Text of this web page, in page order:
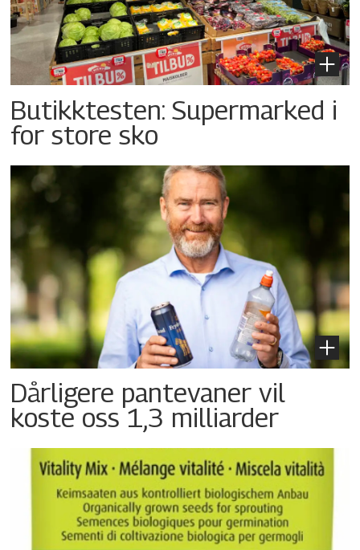
Butikktesten: Supermarked i
for store sko
Dårligere pantevaner vil
koste oss 1,3 milliarder